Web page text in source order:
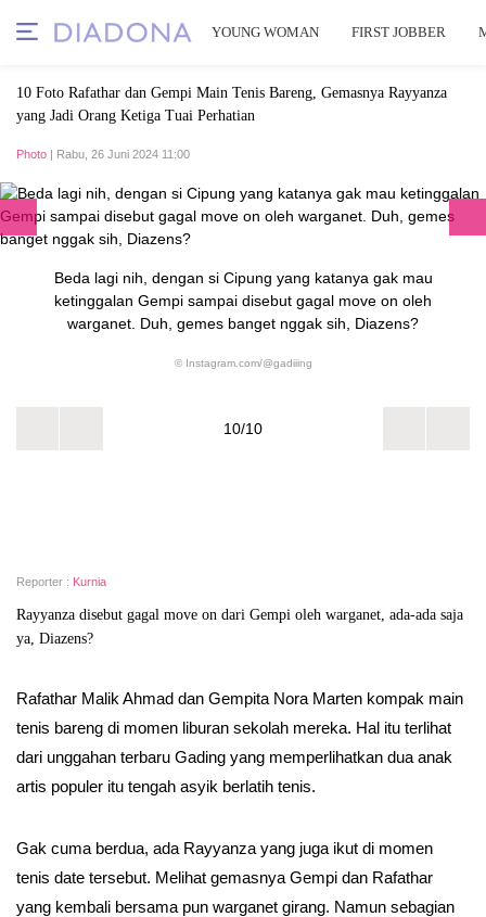
YOUNG WOMAN FIRST JOBBER
10 Foto Rafathar dan Gempi Main Tenis Bareng, Gemasnya Rayyanza
yang Jadi Orang Ketiga Tuai Perhatian
Photo | Rabu, 26 Juni 2024 11:00
Beda lagi nih, dengan si Cipung yang katanya gak mau
ketinggalan Gempi sampai disebut gagal move on oleh
warganet. Duh, gemes banget nggak sih, Diazens?
© Instagram.com/@gadiiing
10/10
Reporter : Kurnia
Rayyanza disebut gagal move on dari Gempi oleh warganet, ada-ada saja
ya, Diazens?
Rafathar Malik Ahmad dan Gempita Nora Marten kompak main
tenis bareng di momen liburan sekolah mereka. Hal itu terlihat
dari unggahan terbaru Gading yang memperlihatkan dua anak
artis populer itu tengah asyik berlatih tenis.
Gak cuma berdua, ada Rayyanza yang juga ikut di momen
tenis date tersebut. Melihat gemasnya Gempi dan Rafathar
yang kembali bersama pun warganet girang. Namun sebagian